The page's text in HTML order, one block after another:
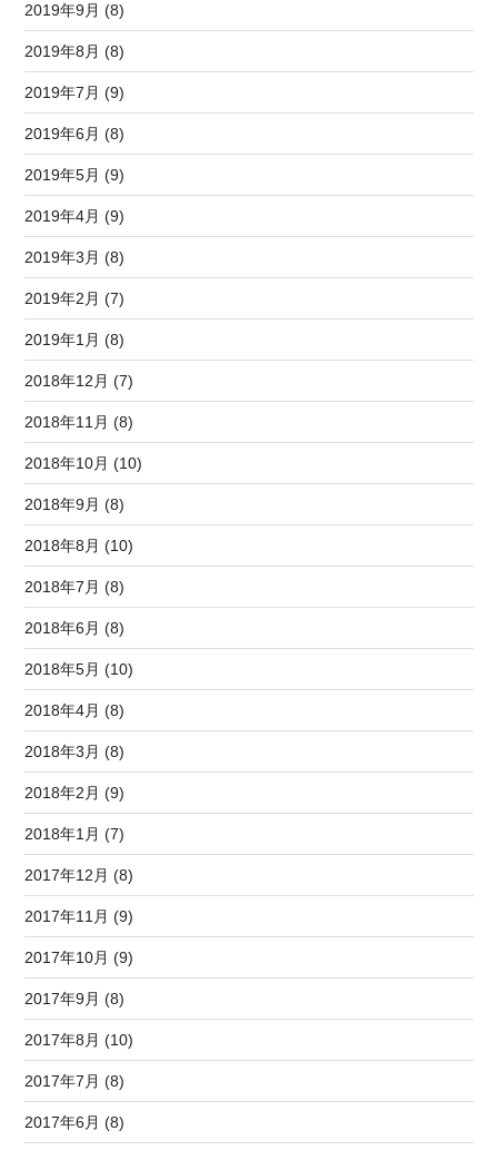
2019年9月 (8)
2019年8月 (8)
2019年7月 (9)
2019年6月 (8)
2019年5月 (9)
2019年4月 (9)
2019年3月 (8)
2019年2月 (7)
2019年1月 (8)
2018年12月 (7)
2018年11月 (8)
2018年10月 (10)
2018年9月 (8)
2018年8月 (10)
2018年7月 (8)
2018年6月 (8)
2018年5月 (10)
2018年4月 (8)
2018年3月 (8)
2018年2月 (9)
2018年1月 (7)
2017年12月 (8)
2017年11月 (9)
2017年10月 (9)
2017年9月 (8)
2017年8月 (10)
2017年7月 (8)
2017年6月 (8)